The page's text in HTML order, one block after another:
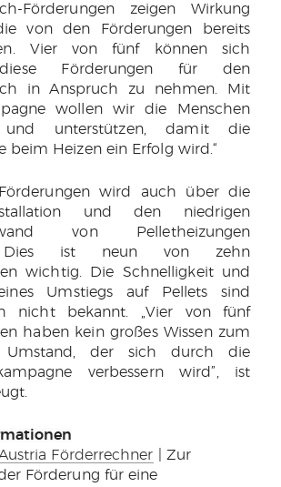
Förderungen zeigen Wirkung
von den Förderungen bereits
Vier von fünf können sich
diese Förderungen für den
in Anspruch zu nehmen. Mit
wollen wir die Menschen
und unterstützen, damit die
beim Heizen ein Erfolg wird.“
wird auch über die
und den niedrigen
von Pelletheizungen
Dies ist neun von zehn
wichtig. Die Schnelligkeit und
Umstiegs auf Pellets sind
nicht bekannt. „Vier von fünf
haben kein großes Wissen zum
Umstand, der sich durch die
verbessern wird”, ist
Förderrechner | Zur
Förderung für eine